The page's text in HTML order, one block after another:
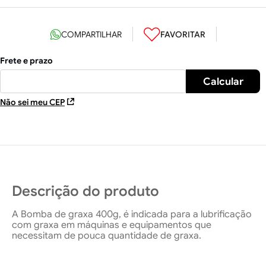
Não sei meu CEP
Descrição do produto
A Bomba de graxa 400g, é indicada para a lubrificação
com graxa em máquinas e equipamentos que
necessitam de pouca quantidade de graxa.